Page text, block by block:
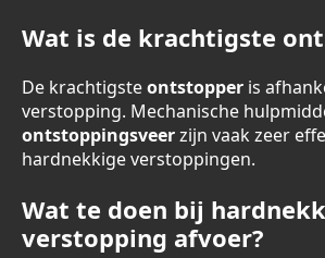
Wat is de krachtigste
De krachtigsteontstopper is
verstopping. Mechanische
ontstoppingsveerzijn vaak zeer
hardnekkige verstoppingen.
Wat te doen bij
verstopping afvoer?